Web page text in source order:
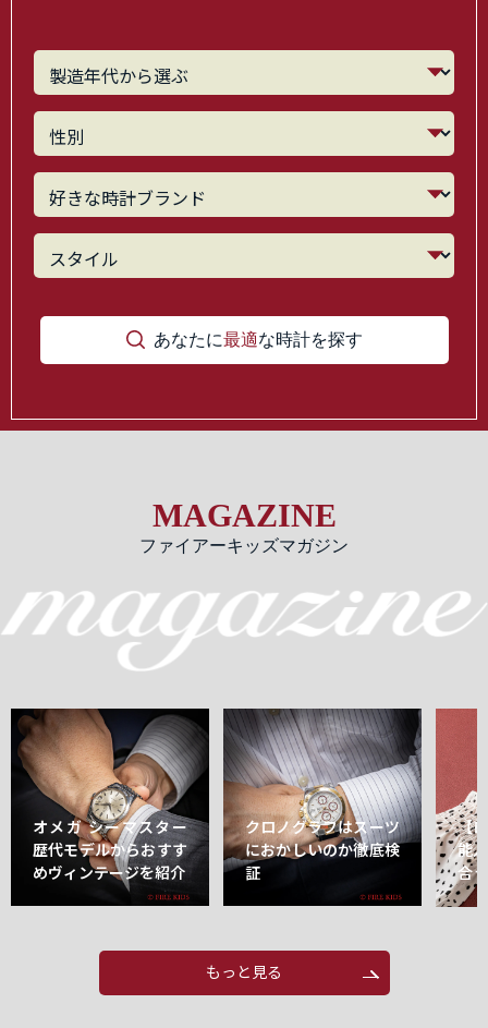
あなたに最適な時計を探す
MAGAZINE
ファイアーキッズマガジン
オメガ シーマスター
歴代モデルからおすす
めヴィンテージを紹介
クロノグラフはスーツ
におかしいのか徹底検
証
【
能
合
もっと見る